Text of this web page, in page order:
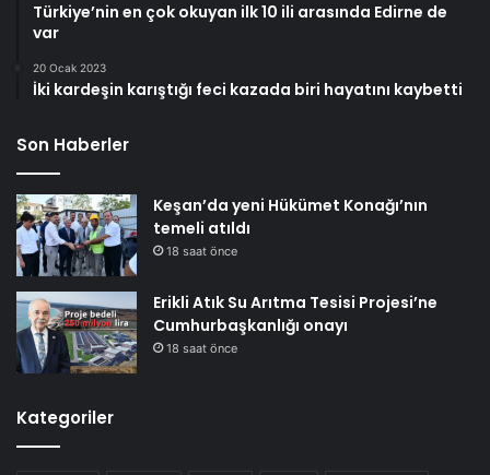
Türkiye’nin en çok okuyan ilk 10 ili arasında Edirne de
var
20 Ocak 2023
İki kardeşin karıştığı feci kazada biri hayatını kaybetti
Son Haberler
Keşan’da yeni Hükümet Konağı’nın
temeli atıldı
18 saat önce
Erikli Atık Su Arıtma Tesisi Projesi’ne
Cumhurbaşkanlığı onayı
18 saat önce
Kategoriler